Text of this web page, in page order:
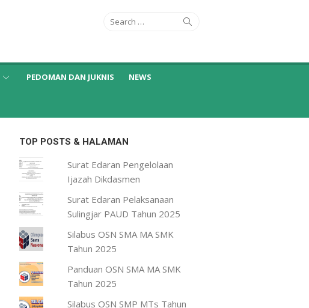
Search
PEDOMAN DAN JUKNIS NEWS
TOP POSTS & HALAMAN
Surat Edaran Pengelolaan
Ijazah Dikdasmen
Surat Edaran Pelaksanaan
Sulingjar PAUD Tahun 2025
Silabus OSN SMA MA SMK
Tahun 2025
Panduan OSN SMA MA SMK
Tahun 2025
Silabus OSN SMP MTs Tahun